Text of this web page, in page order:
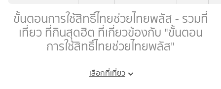
ขั้นตอนการใช้สิทธิ์ไทยช่วยไทยพลัส - รวมที่
เที่ยว ที่กินสุดฮิต ที่เกี่ยวข้องกับ "ขั้นตอน
การใช้สิทธิ์ไทยช่วยไทยพลัส"
เลือกที่เที่ยว